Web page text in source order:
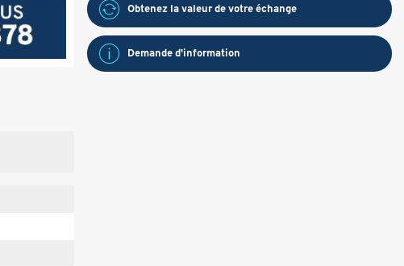
Obtenez la valeur de votre échange
Demande d'information